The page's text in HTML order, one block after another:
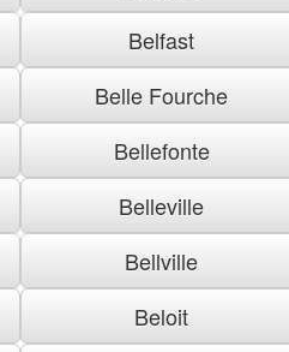
Belfast
Belle Fourche
Bellefonte
Belleville
Bellville
Beloit